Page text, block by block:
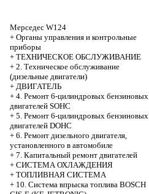
Мерседес W124
+ Органы управления и контрольные
приборы
+ ТЕХНИЧЕСКОЕ ОБСЛУЖИВАНИЕ
+ 2. Техническое обслуживание
(дизельные двигатели)
+ ДВИГАТЕЛЬ
+ 4. Ремонт 6-цилиндровых бензиновых
двигателей SOHC
+ 5. Ремонт 6-цилиндровых бензиновых
двигателей DOHC
+ 6. Ремонт дизельного двигателя,
установленного в автомобиле
+ 7. Капитальный ремонт двигателей
+ СИСТЕМА ОХЛАЖДЕНИЯ
+ ТОПЛИВНАЯ СИСТЕМА
+ 10. Система впрыска топлива BOSCH